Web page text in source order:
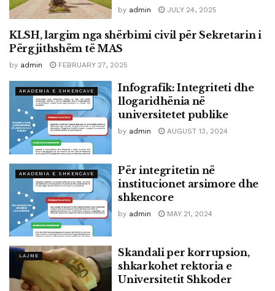
by admin JULY 24, 2025
ADMINISTRATA PUBLIKE
KLSH, largim nga shërbimi civil për Sekretarin i
Përgjithshëm të MAS
by admin FEBRUARY 27, 2025
AKADEMIA E SHKENCAVE
Infografik: Integriteti dhe
llogaridhënia në
universitetet publike
by admin AUGUST 13, 2024
AKADEMIA E SHKENCAVE
Për integritetin në
institucionet arsimore dhe
shkencore
by admin MAY 21, 2024
LAJME
Skandali per korrupsion,
shkarkohet rektoria e
Universitetit Shkoder